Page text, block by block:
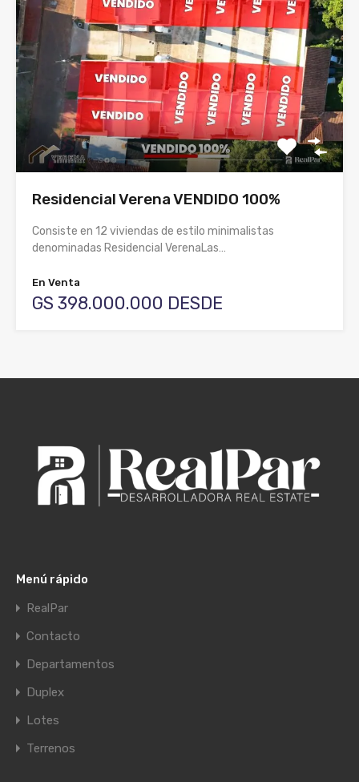
Residencial Verena VENDIDO 100%
Consiste en 12 viviendas de estilo minimalistas
denominadas Residencial VerenaLas…
En Venta
GS 398.000.000 DESDE
Menú rápido
RealPar
Contacto
Departamentos
Duplex
Lotes
Terrenos